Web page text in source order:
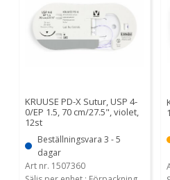
KRUUSE PD-X Sutur, USP 4-
0/EP 1.5, 70 cm/27.5", violet,
12st
Beställningsvara 3 - 5
dagar
Art nr. 1507360